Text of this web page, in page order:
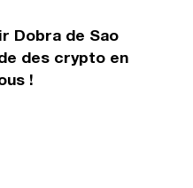
Dobra de Sao
des crypto en
!